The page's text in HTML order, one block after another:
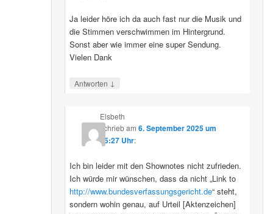
Ja leider höre ich da auch fast nur die Musik und
die Stimmen verschwimmen im Hintergrund.
Sonst aber wie immer eine super Sendung.
Vielen Dank
Antworten ↓
Elsbeth
schriebam 6. September 2025 um
15:27 Uhr:
Ich bin leider mit den Shownotes nicht zufrieden.
Ich würde mir wünschen, dass da nicht „Link to
http://www.bundesverfassungsgericht.de“ steht,
sondern wohin genau, auf Urteil [Aktenzeichen]